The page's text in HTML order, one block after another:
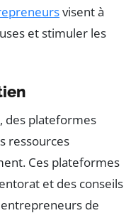
visent à
et stimuler les
des plateformes
ressources
Ces plateformes
et des conseils
de